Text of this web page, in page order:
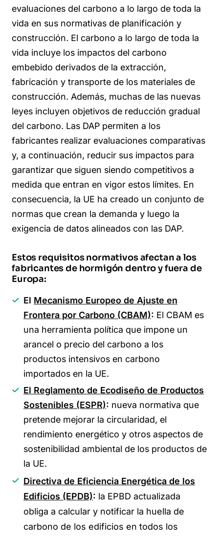
evaluaciones del carbono a lo largo de toda la
vida en sus normativas de planificación y
construcción. El carbono a lo largo de toda la
vida incluye los impactos del carbono
embebido derivados de la extracción,
fabricación y transporte de los materiales de
construcción. Además, muchas de las nuevas
leyes incluyen objetivos de reducción gradual
del carbono. Las DAP permiten a los
fabricantes realizar evaluaciones comparativas
y, a continuación, reducir sus impactos para
garantizar que siguen siendo competitivos a
medida que entran en vigor estos límites. En
consecuencia, la UE ha creado un conjunto de
normas que crean la demanda y luego la
exigencia de datos alineados con las DAP.
Estos requisitos normativos afectan a los
fabricantes de hormigón dentro y fuera de
Europa:
El Mecanismo Europeo de Ajuste en
Frontera por Carbono (CBAM): El CBAM es
una herramienta política que impone un
arancel o precio del carbono a los
productos intensivos en carbono
importados en la UE.
El Reglamento de Ecodiseño de Productos
Sostenibles (ESPR): nueva normativa que
pretende mejorar la circularidad, el
rendimiento energético y otros aspectos de
sostenibilidad ambiental de los productos de
la UE.
Directiva de Eficiencia Energética de los
Edificios (EPDB): la EPBD actualizada
obliga a calcular y notificar la huella de
carbono de los edificios en todos los